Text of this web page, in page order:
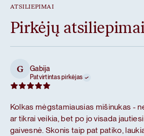
ATSILIEPIMAI
Pirkėjų
G Gabija
Patvirtintas pirkėjas
Kolkas mėgstamiausias mišinukas -
ar tikrai veikia, bet po jo visada
gaivesnė. Skonis taip pat patiko,